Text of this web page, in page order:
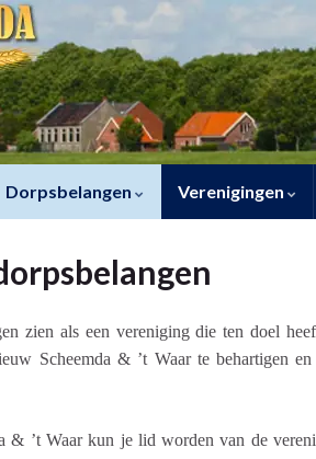
Dorpsbelangen Verenigingen
zien als een vereniging die ten doel
Scheemda & ’t Waar te behartigen
& ’t Waar kun je lid worden van de